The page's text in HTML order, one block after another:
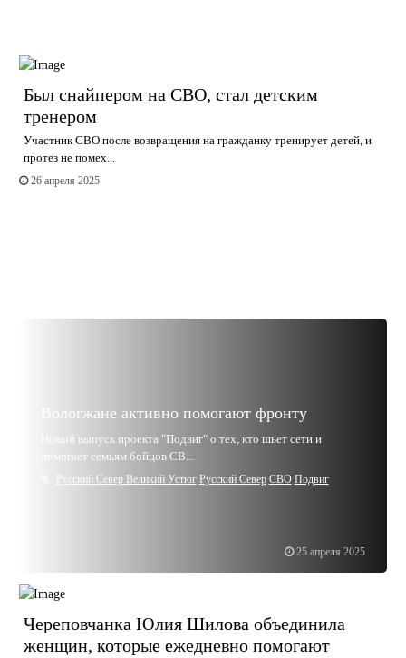
Был снайпером на СВО, стал детским
тренером
Участник СВО после возвращения на гражданку тренирует детей, и
протез не помех...
26 апреля 2025
25 апреля 2025
Вологжане активно помогают фронту
Новый выпуск проекта "Подвиг" о тех, кто шьет сети и
помогает семьям бойцов СВ...
Русский Север Великий Устюг Русский Север СВО Подвиг
Череповчанка Юлия Шилова объединила
женщин, которые ежедневно помогают